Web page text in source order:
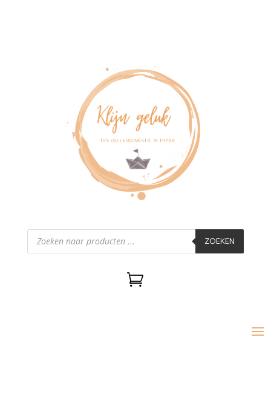
Producten
zoeken ZOEKEN
